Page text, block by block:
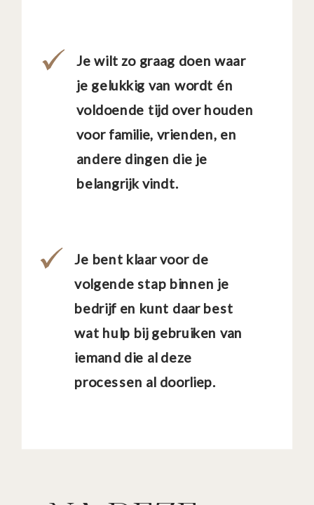
Je wilt zo graag doen waar
je gelukkig van wordt én
voldoende tijd over houden
voor familie, vrienden, en
andere dingen die je
belangrijk vindt.
Je bent klaar voor de
volgende stap binnen je
bedrijf en kunt daar best
wat hulp bij gebruiken van
iemand die al deze
processen al doorliep.